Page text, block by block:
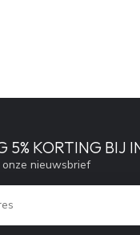
5% KORTING BIJ
nieuwsbrief